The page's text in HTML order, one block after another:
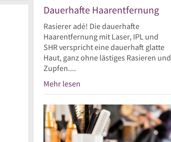
Dauerhafte Haarentfernung
Rasierer adé! Die dauerhafte
Haarentfernung mit Laser, IPL und
SHR verspricht eine dauerhaft glatte
Haut, ganz ohne lästiges Rasieren und
Zupfen....
Mehr lesen